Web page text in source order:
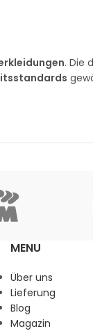
. Die
MENU
Über uns
Lieferung
Blog
Magazin